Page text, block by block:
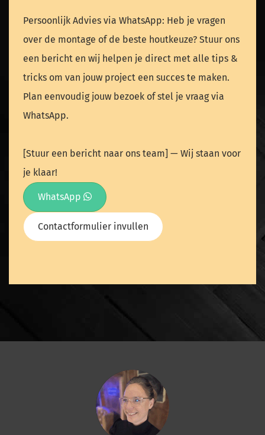
Persoonlijk Advies via WhatsApp: Heb je vragen
over de montage of de beste houtkeuze? Stuur ons
een bericht en wij helpen je direct met alle tips &
tricks om van jouw project een succes te maken.
Plan eenvoudig jouw bezoek of stel je vraag via
WhatsApp.
[Stuur een bericht naar ons team] — Wij staan voor
je klaar!
WhatsApp
Contactformulier invullen